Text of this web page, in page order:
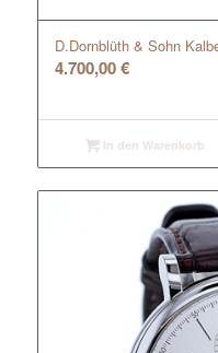
D.Dornblüth & Sohn
4.700,00€
In den Warenkorb